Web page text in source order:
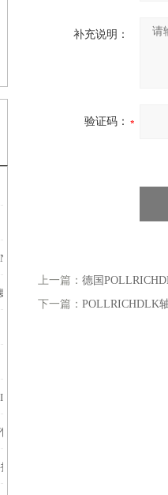
Touch
杂性导致的测量误差
绍
理
设备
补充说明：
验证码：
上一篇： 德国
下一篇： POLLRICHDLK